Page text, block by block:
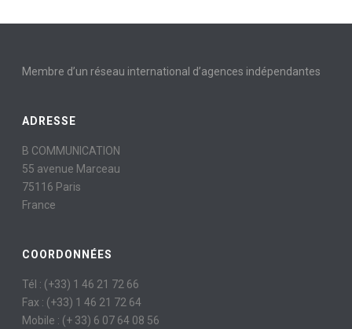
Membre d’un réseau international d’agences indépendantes
ADRESSE
B COMMUNICATION
55 avenue Marceau
75116 Paris
France
COORDONNÉES
Tél : (+33) 1 46 21 72 66
Fax : (+33) 1 46 21 72 64
Mobile : (+ 33) 6 07 64 08 56